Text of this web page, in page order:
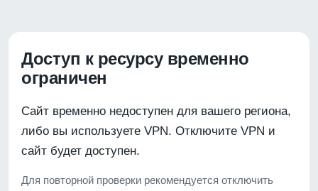
Доступ к ресурсу временно
ограничен
Сайт временно недоступен для вашего региона,
либо вы используете VPN. Отключите VPN и
сайт будет доступен.
Для повторной проверки рекомендуется отключить